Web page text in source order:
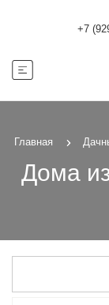
+7
Главная
Дома